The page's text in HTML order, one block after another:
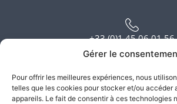
Gérer le
Pour offrir les meilleures expériences, nous
telles que les cookies pour stocker et/ou accéder
appareils. Le fait de consentir à ces technologies
+33 (0)1 45 06 01 56
contact@atlas-